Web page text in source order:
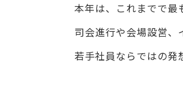
本年は、これまでで最
司会進行や会場設営、
若手社員ならではの発